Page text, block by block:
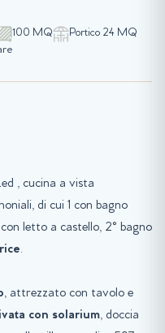
100 MQ
Portico 24 MQ
, cucina a vista
di cui 1 con bagno
letto a castello, 2° bagno
.
, attrezzato con tavolo e
con solarium, doccia